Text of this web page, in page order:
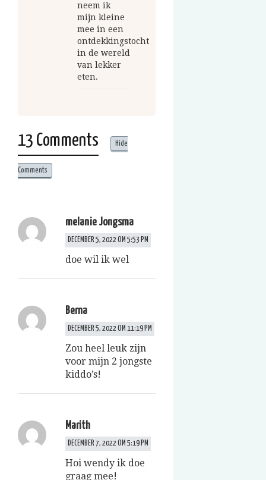
neem ik
mijn kleine
mee in een
ontdekkingstocht
in de wereld
van lekker
eten.
13 Comments Hide
Comments
melanie Jongsma
DECEMBER 5, 2022 OM 5:53 PM
doe wil ik wel
Berna
DECEMBER 5, 2022 OM 11:19 PM
Zou heel leuk zijn
voor mijn 2 jongste
kiddo’s!
Marith
DECEMBER 7, 2022 OM 5:19 PM
Hoi wendy ik doe
graag mee!